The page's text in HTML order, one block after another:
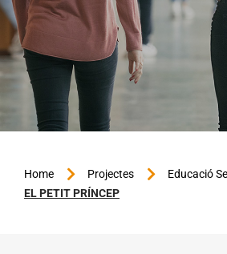
Home Projectes
Educació
EL PETIT PRÍNCEP